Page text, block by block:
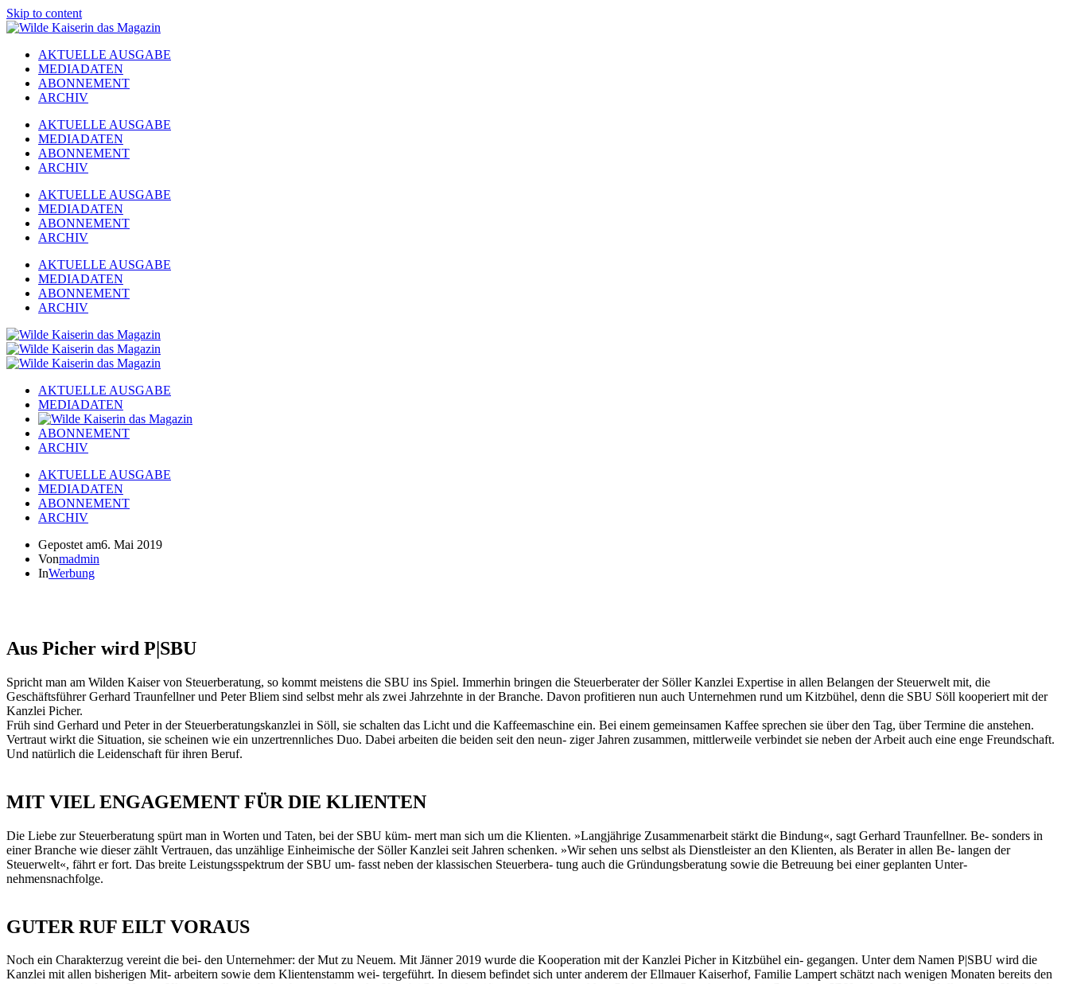
Skip to content
AKTUELLE AUSGABE
MEDIADATEN
ABONNEMENT
ARCHIV
AKTUELLE AUSGABE
MEDIADATEN
ABONNEMENT
ARCHIV
AKTUELLE AUSGABE
MEDIADATEN
ABONNEMENT
ARCHIV
AKTUELLE AUSGABE
MEDIADATEN
ABONNEMENT
ARCHIV
AKTUELLE AUSGABE
MEDIADATEN
ABONNEMENT
ARCHIV
AKTUELLE AUSGABE
MEDIADATEN
ABONNEMENT
ARCHIV
Gepostet am6. Mai 2019
Vonmadmin
InWerbung
Aus Picher wird P|SBU
Spricht man am Wilden Kaiser von Steuerberatung, so kommt meistens die SBU ins Spiel. Immerhin bringen die Steuerberater der Söller Kanzlei Expertise in allen Belangen der Steuerwelt mit, die
Geschäftsführer Gerhard Traunfellner und Peter Bliem sind selbst mehr als zwei Jahrzehnte in der Branche. Davon profitieren nun auch Unternehmen rund um Kitzbühel, denn die SBU Söll kooperiert mit der
Kanzlei Picher.
Früh sind Gerhard und Peter in der Steuerberatungskanzlei in Söll, sie schalten das Licht und die Kaffeemaschine ein. Bei einem gemeinsamen Kaffee sprechen sie über den Tag, über Termine die anstehen.
Vertraut wirkt die Situation, sie scheinen wie ein unzertrennliches Duo. Dabei arbeiten die beiden seit den neun- ziger Jahren zusammen, mittlerweile verbindet sie neben der Arbeit auch eine enge Freundschaft.
Und natürlich die Leidenschaft für ihren Beruf.
MIT VIEL ENGAGEMENT FÜR DIE KLIENTEN
Die Liebe zur Steuerberatung spürt man in Worten und Taten, bei der SBU küm- mert man sich um die Klienten. »Langjährige Zusammenarbeit stärkt die Bindung«, sagt Gerhard Traunfellner. Be- sonders in
einer Branche wie dieser zählt Vertrauen, das unzählige Einheimische der Söller Kanzlei seit Jahren schenken. »Wir sehen uns selbst als Dienstleister an den Klienten, als Berater in allen Be- langen der
Steuerwelt«, fährt er fort. Das breite Leistungsspektrum der SBU um- fasst neben der klassischen Steuerbera- tung auch die Gründungsberatung sowie die Betreuung bei einer geplanten Unter-
nehmensnachfolge.
GUTER RUF EILT VORAUS
Noch ein Charakterzug vereint die bei- den Unternehmer: der Mut zu Neuem. Mit Jänner 2019 wurde die Kooperation mit der Kanzlei Picher in Kitzbühel ein- gegangen. Unter dem Namen P|SBU wird die
Kanzlei mit allen bisherigen Mit- arbeitern sowie dem Klientenstamm wei- tergeführt. In diesem befindet sich unter anderem der Ellmauer Kaiserhof, Familie Lampert schätzt nach wenigen Monaten bereits den